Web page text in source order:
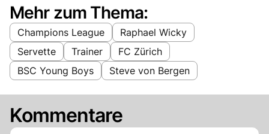
Mehr zum Thema:
Champions League
Raphael Wicky
Servette
Trainer
FC Zürich
BSC Young Boys
Steve von Bergen
Kommentare